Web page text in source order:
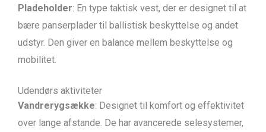
Pladeholder: En type taktisk vest, der er designet til at
bære panserplader til ballistisk beskyttelse og andet
udstyr. Den giver en balance mellem beskyttelse og
mobilitet.
Udendørs aktiviteter
Vandrerygsække: Designet til komfort og effektivitet
over lange afstande. De har avancerede selesystemer,